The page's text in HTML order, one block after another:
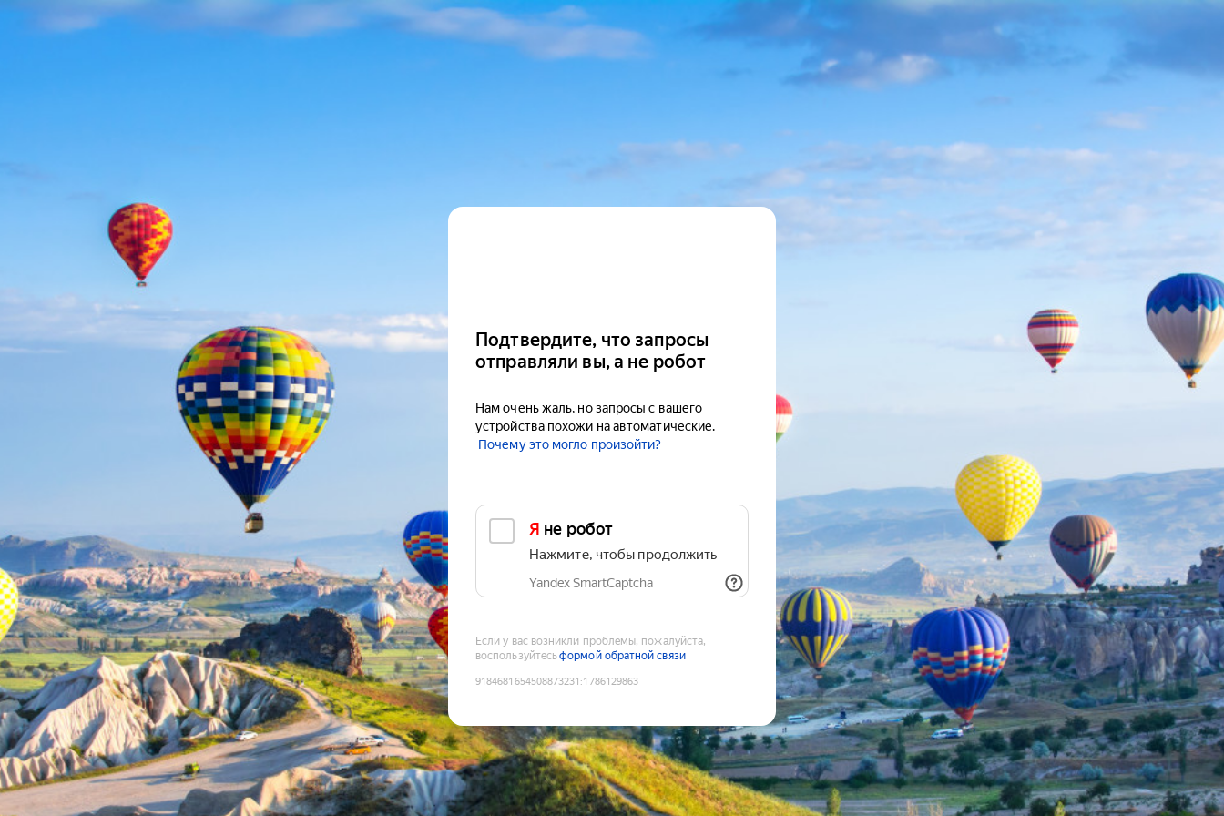
Подтвердите, что запросы
отправляли вы, а не робот
Нам очень жаль, но запросы с вашего
устройства похожи на автоматические.
Почему это могло произойти?
Я не робот
Нажмите, чтобы продолжить
Yandex SmartCaptcha
Если у вас возникли проблемы, пожалуйста,
воспользуйтесьформой обратной связи
9184681654508873231 :1786129863